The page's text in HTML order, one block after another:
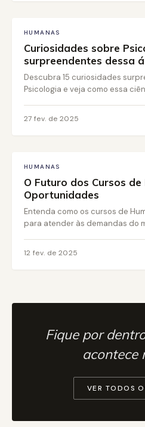
HUMANAS
Curiosidades sobre
surpreendentes dessa
Descubra 15 curiosidades
Psicologia e veja como essa
27 fev. de 2025
HUMANAS
O Futuro dos Cursos de
Oportunidades
Entenda como os cursos de
para atender às demandas do
12 fev. de 2025
Fique por
acontece
VER TODOS